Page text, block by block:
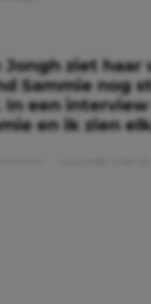
Jongh ziet haar
Sammie nog
In een
en ik zien